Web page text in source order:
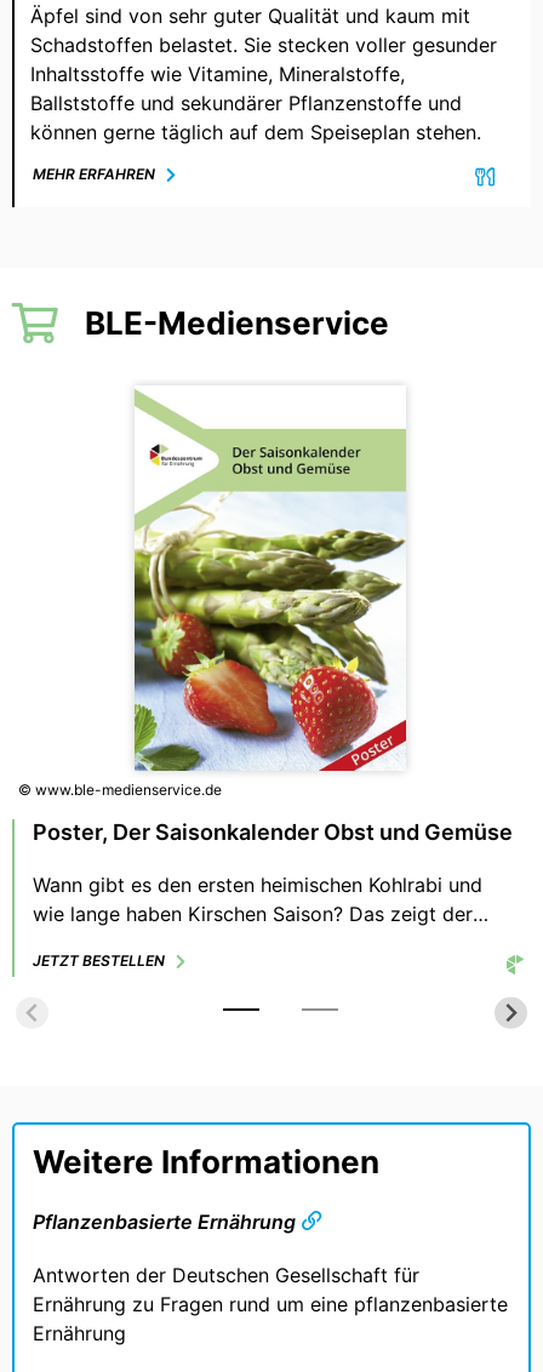
Äpfel sind von sehr guter Qualität und kaum mit
Schadstoffen belastet. Sie stecken voller gesunder
Inhaltsstoffe wie Vitamine, Mineralstoffe,
Ballststoffe und sekundärer Pflanzenstoffe und
können gerne täglich auf dem Speiseplan stehen.
MEHR ERFAHREN
BLE-Medienservice
© www.ble-medienservice.de
Poster, Der Saisonkalender Obst und Gemüse
Wann gibt es den ersten heimischen Kohlrabi und
wie lange haben Kirschen Saison? Das zeigt der
Gemüsearten. Zudem sieht man, wie sich das
Marktangebot aus importierter und deutscher Ware
zusammensetzt.
JETZT BESTELLEN
Weitere Informationen
Pflanzenbasierte Ernährung
Antworten der Deutschen Gesellschaft für
Ernährung zu Fragen rund um eine pflanzenbasierte
Ernährung